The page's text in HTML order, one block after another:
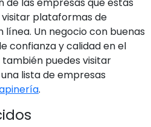
visitar plataformas de
línea. Un negocio con buenas
confianza y calidad en el
también puedes visitar
lista de empresas
.